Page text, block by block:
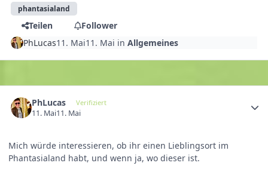
phantasialand
Teilen
Follower
PhLucas11. Mai11. Mai inAllgemeines
PhLucas Verifiziert
11. Mai11. Mai
Mich würde interessieren, ob ihr einen Lieblingsort im
Phantasialand habt, und wenn ja, wo dieser ist.